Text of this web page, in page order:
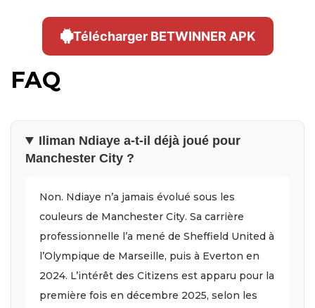
Télécharger BETWINNER APK
FAQ
Iliman Ndiaye a-t-il déjà joué pour
Manchester City ?
Non. Ndiaye n’a jamais évolué sous les
couleurs de Manchester City. Sa carrière
professionnelle l’a mené de Sheffield United à
l’Olympique de Marseille, puis à Everton en
2024. L’intérêt des Citizens est apparu pour la
première fois en décembre 2025, selon les